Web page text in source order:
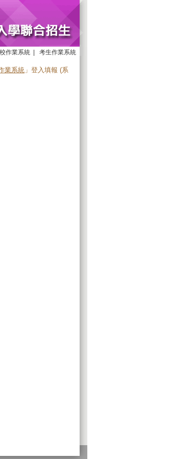
作業系統 考生作業系統
業系統 」登入填報 (系